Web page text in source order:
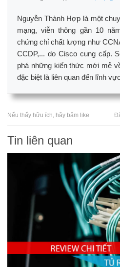
Nguyễn Thành Hợp là một
mạng, viễn thông gần 10
chứng chỉ chất lượng như
CCDP,... do Cisco cung cấp.
phá những kiến thức mới mẻ
đặc biệt là liên quan đến lĩnh
Nếu thấy hữu ích, hãy bấm like
Tin liên quan